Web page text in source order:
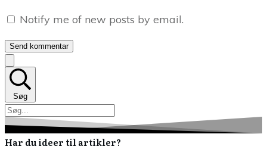
Notify me of new posts by email.
Send kommentar
Søg
Har du ideer til artikler?